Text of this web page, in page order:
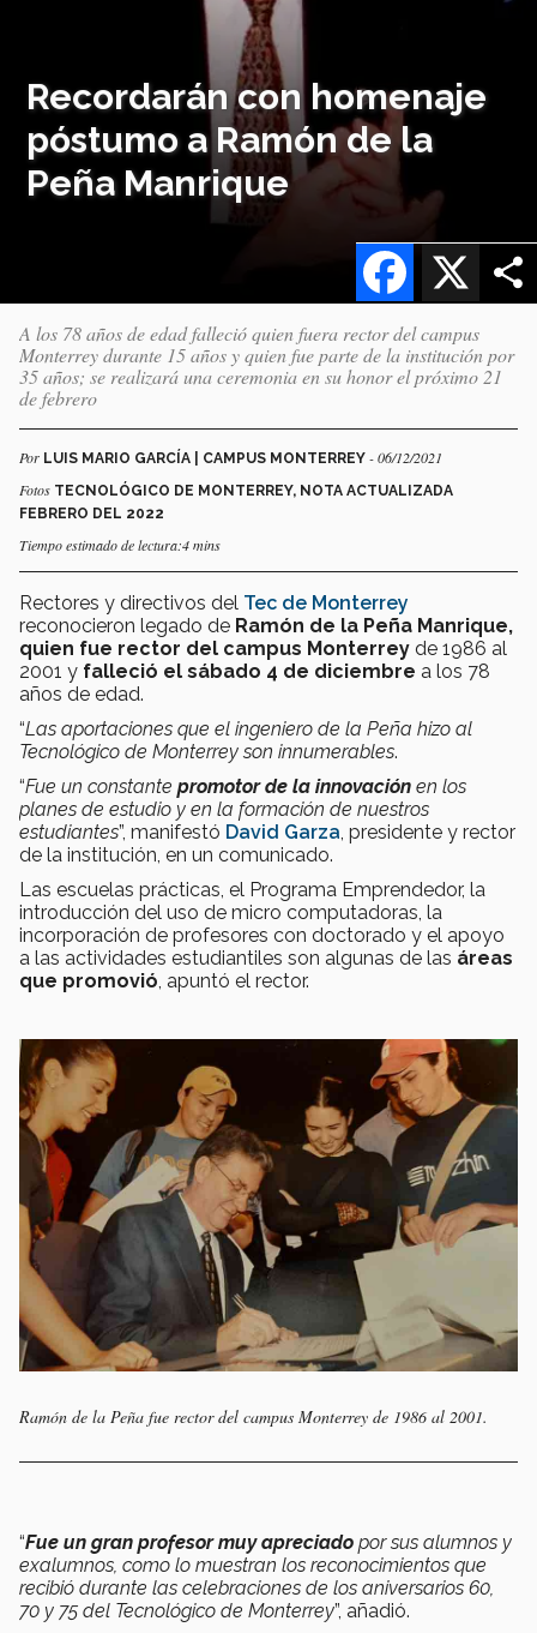
Recordarán con homenaje
póstumo a Ramón de la
Peña Manrique
X
Facebook
A los 78 años de edad falleció quien fuera rector del campus
Monterrey durante 15 años y quien fue parte de la institución por
35 años; se realizará una ceremonia en su honor el próximo 21
de febrero
Por LUIS MARIO GARCÍA | CAMPUS MONTERREY - 06/12/2021
Fotos TECNOLÓGICO DE MONTERREY, NOTA ACTUALIZADA
FEBRERO DEL 2022
Tiempo estimado de lectura:4 mins
Rectores y directivos del Tec de Monterrey
reconocieron legado de Ramón de la Peña Manrique,
quien fue rector del campus Monterrey de 1986 al
2001 y falleció el sábado 4 de diciembre a los 78
años de edad.
“Las aportaciones que el ingeniero de la Peña hizo al
Tecnológico de Monterrey son innumerables.
“Fue un constante promotor de la innovación en los
planes de estudio y en la formación de nuestros
estudiantes”, manifestó David Garza , presidente y rector
de la institución, en un comunicado.
Las escuelas prácticas, el Programa Emprendedor, la
introducción del uso de micro computadoras, la
incorporación de profesores con doctorado y el apoyo
a las actividades estudiantiles son algunas de las áreas
que promovió , apuntó el rector.
Ramón de la Peña fue rector del campus Monterrey de 1986 al 2001.
“Fue un gran profesor muy apreciado por sus alumnos y
exalumnos, como lo muestran los reconocimientos que
recibió durante las celebraciones de los aniversarios 60,
70 y 75 del Tecnológico de Monterrey”, añadió.